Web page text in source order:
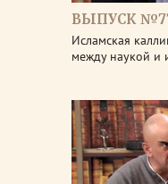
ВЫПУСК
Исламская
между наукой и